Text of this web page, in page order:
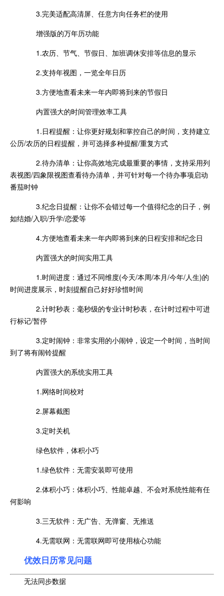
3.完美适配高清屏、任意方向任务栏的使用
增强版的万年历功能
1.农历、节气、节假日、加班调休安排等信息的显示
2.支持年视图，一览全年日历
3.方便地查看未来一年内即将到来的节假日
内置强大的时间管理效率工具
1.日程提醒：让你更好规划和掌控自己的时间，支持建立
公历/农历的日程提醒，并可选择多种提醒/重复方式
2.待办清单：让你高效地完成最重要的事情，支持采用列
表视图/四象限视图查看待办清单，并可针对每一个待办事项启动
番茄时钟
3.纪念日提醒：让你不会错过每一个值得纪念的日子，例
如结婚/入职/升学/恋爱等
4.方便地查看未来一年内即将到来的日程安排和纪念日
内置强大的时间实用工具
1.时间进度：通过不同维度(今天/本周/本月/今年/人生)的
时间进度展示，时刻提醒自己好好珍惜时间
2.计时秒表：毫秒级的专业计时秒表，在计时过程中可进
行标记/暂停
3.定时闹钟：非常实用的小闹钟，设定一个时间，当时间
到了将有闹铃提醒
内置强大的系统实用工具
1.网络时间校对
2.屏幕截图
3.定时关机
绿色软件，体积小巧
1.绿色软件：无需安装即可使用
2.体积小巧：体积小巧、性能卓越、不会对系统性能有任
何影响
3.三无软件：无广告、无弹窗、无推送
4.无需联网：无需联网即可使用核心功能
优效日历常见问题
无法同步数据